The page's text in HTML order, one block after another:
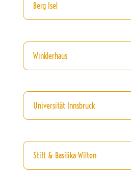
Berg Isel
Winklerhaus
Universität Innsbruck
Stift & Basilika Wilten